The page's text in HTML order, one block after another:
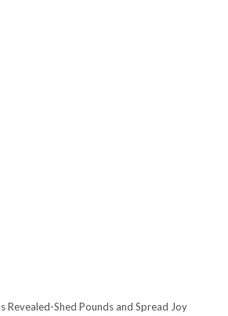
Revealed-Shed Pounds and Spread Joy